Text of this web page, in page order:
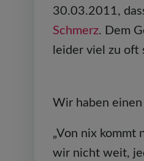
30.03.2011,
Schmerz. Dem
leider viel zu oft
Wir haben einen
„Von nix kommt
wir nicht weit,